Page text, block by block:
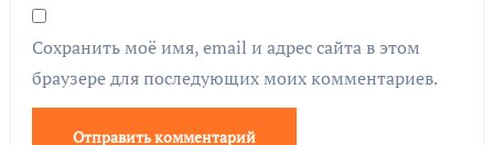
Сохранить моё имя, email и адрес сайта в этом
браузере для последующих моих комментариев.